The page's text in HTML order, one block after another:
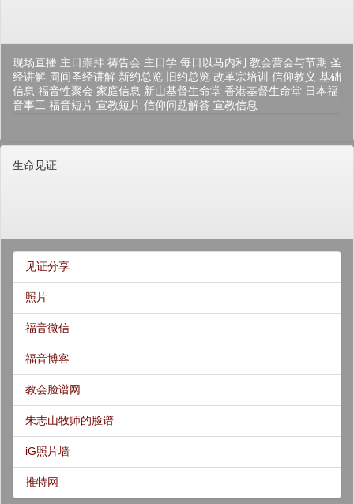
现场直播 主日崇拜 祷告会 主日学 每日以马内利 教会营会与节期 圣
经讲解 周间圣经讲解 新约总览 旧约总览 改革宗培训 信仰教义 基础
信息 福音性聚会 家庭信息 新山基督生命堂 香港基督生命堂 日本福
音事工 福音短片 宣教短片 信仰问题解答 宣教信息
生命见证
见证分享
照片
福音微信
福音博客
教会脸谱网
朱志山牧师的脸谱
iG照片墙
推特网